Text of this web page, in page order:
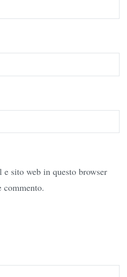
sito web in questo browser
commento.